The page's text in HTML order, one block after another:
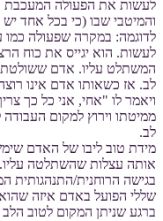
לעשות את הפעולה המעכבת
והמיטבי שבו (כי בכל אחד
לדוגמה: במקרה שפעולה
לעשות. הוא יגייס את כוח
המשתלט עליו. אדם ששולטת
לב. אז כשאותו אדם אינו
ויאמר לו "אחי, אני כל כך
ממיטתו וירוץ למקום
לב.
מידת טוב ליבו של האדם
אותה עצלות שהשתלטה עליו.
בגישה הרוחנית/התנהגותית
שללי הפועל באדם איזה שהוא
ברגע שניתן המקום לטוב